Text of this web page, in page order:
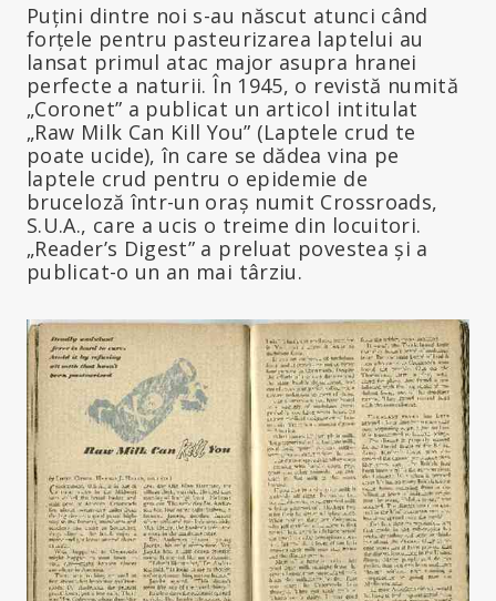
Puțini dintre noi s-au născut atunci când
forțele pentru pasteurizarea laptelui au
lansat primul atac major asupra hranei
perfecte a naturii. În 1945, o revistă numită
„Coronet” a publicat un articol intitulat
„Raw Milk Can Kill You” (Laptele crud te
poate ucide), în care se dădea vina pe
laptele crud pentru o epidemie de
bruceloză într-un oraș numit Crossroads,
S.U.A., care a ucis o treime din locuitori.
„Reader’s Digest” a preluat povestea și a
publicat-o un an mai târziu.